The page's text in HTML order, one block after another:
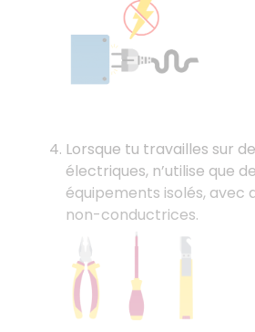
Lorsque tu travailles sur
électriques, n’utilise que
équipements isolés, avec
non-conductrices.